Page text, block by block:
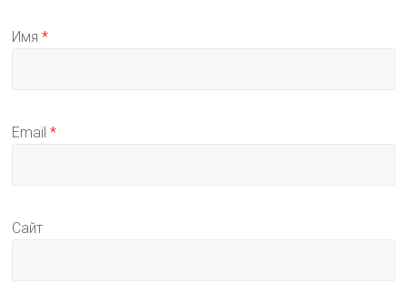
Имя*
Email*
Сайт